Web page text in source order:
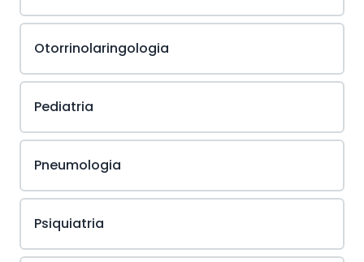
Otorrinolaringologia
Pediatria
Pneumologia
Psiquiatria